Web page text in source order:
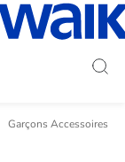
Garçons Accessoires